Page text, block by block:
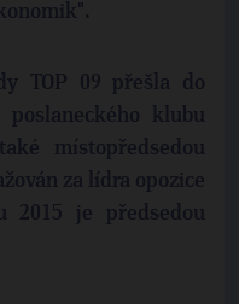
TOP 09 přešla do
klubu
místopředsedou
za lídra opozice
2015 je předsedou